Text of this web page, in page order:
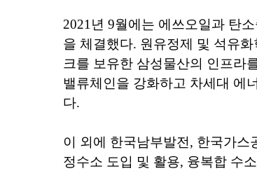
2021년 9월에는 에쓰오일과 탄
을 체결했다. 원유정제 및 석유
크를 보유한 삼성물산의 인프라
밸류체인을 강화하고 차세대 에
다.
이 외에 한국남부발전, 한국가스
정수소 도입 및 활용, 융복합 수